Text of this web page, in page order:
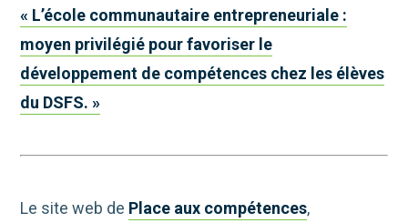
« L’école communautaire entrepreneuriale :
moyen privilégié pour favoriser le
développement de compétences chez les élèves
du DSFS. »
Le site web de Place aux compétences,